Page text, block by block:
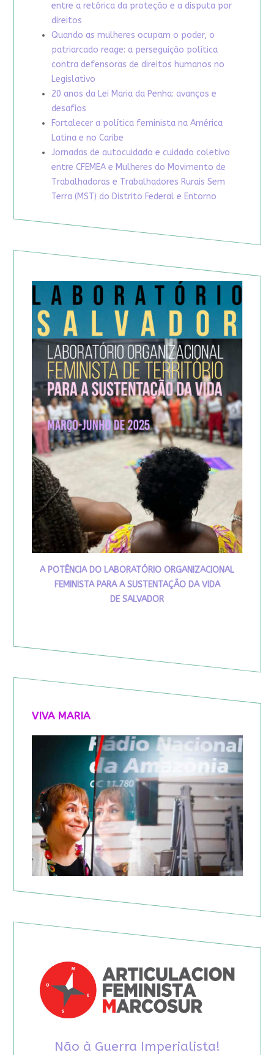
entre a retórica da proteção e a disputa por
direitos
Quando as mulheres ocupam o poder, o
patriarcado reage: a perseguição política
contra defensoras de direitos humanos no
Legislativo
20 anos da Lei Maria da Penha: avanços e
desafios
Fortalecer a política feminista na América
Latina e no Caribe
Jornadas de autocuidado e cuidado coletivo
entre CFEMEA e Mulheres do Movimento de
Trabalhadoras e Trabalhadores Rurais Sem
Terra (MST) do Distrito Federal e Entorno
A POTÊNCIA DO LABORATÓRIO ORGANIZACIONAL
FEMINISTA PARA A SUSTENTAÇÃO DA VIDA
DE SALVADOR
VIVA MARIA
Não à Guerra Imperialista!